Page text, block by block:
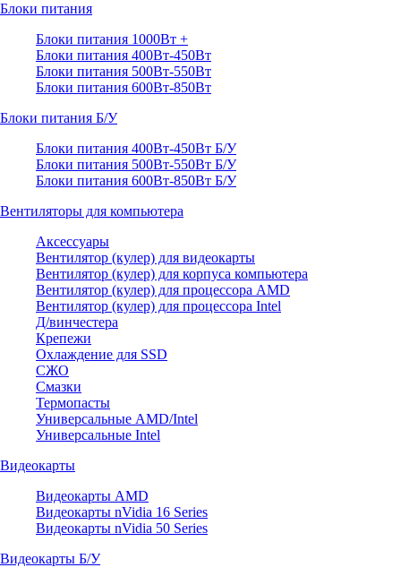
Блоки питания
Блоки питания 1000Вт +
Блоки питания 400Вт-450Вт
Блоки питания 500Вт-550Вт
Блоки питания 600Вт-850Вт
Блоки питания Б/У
Блоки питания 400Вт-450Вт Б/У
Блоки питания 500Вт-550Вт Б/У
Блоки питания 600Вт-850Вт Б/У
Вентиляторы для компьютера
Аксессуары
Вентилятор (кулер) для видеокарты
Вентилятор (кулер) для корпуса компьютера
Вентилятор (кулер) для процессора AMD
Вентилятор (кулер) для процессора Intel
Д/винчестера
Крепежи
Охлаждение для SSD
СЖО
Смазки
Термопасты
Универсальные AMD/Intel
Универсальные Intel
Видеокарты
Видеокарты AMD
Видеокарты nVidia 16 Series
Видеокарты nVidia 50 Series
Видеокарты Б/У